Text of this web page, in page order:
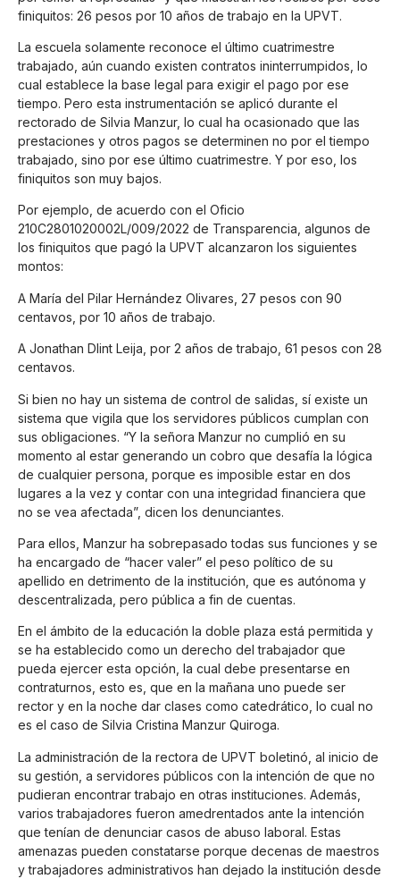
finiquitos: 26 pesos por 10 años de trabajo en la UPVT.
La escuela solamente reconoce el último cuatrimestre
trabajado, aún cuando existen contratos ininterrumpidos, lo
cual establece la base legal para exigir el pago por ese
tiempo. Pero esta instrumentación se aplicó durante el
rectorado de Silvia Manzur, lo cual ha ocasionado que las
prestaciones y otros pagos se determinen no por el tiempo
trabajado, sino por ese último cuatrimestre. Y por eso, los
finiquitos son muy bajos.
Por ejemplo, de acuerdo con el Oficio
210C2801020002L/009/2022 de Transparencia, algunos de
los finiquitos que pagó la UPVT alcanzaron los siguientes
montos:
A María del Pilar Hernández Olivares, 27 pesos con 90
centavos, por 10 años de trabajo.
A Jonathan Dlint Leija, por 2 años de trabajo, 61 pesos con 28
centavos.
Si bien no hay un sistema de control de salidas, sí existe un
sistema que vigila que los servidores públicos cumplan con
sus obligaciones. “Y la señora Manzur no cumplió en su
momento al estar generando un cobro que desafía la lógica
de cualquier persona, porque es imposible estar en dos
lugares a la vez y contar con una integridad financiera que
no se vea afectada”, dicen los denunciantes.
Para ellos, Manzur ha sobrepasado todas sus funciones y se
ha encargado de “hacer valer” el peso político de su
apellido en detrimento de la institución, que es autónoma y
descentralizada, pero pública a fin de cuentas.
En el ámbito de la educación la doble plaza está permitida y
se ha establecido como un derecho del trabajador que
pueda ejercer esta opción, la cual debe presentarse en
contraturnos, esto es, que en la mañana uno puede ser
rector y en la noche dar clases como catedrático, lo cual no
es el caso de Silvia Cristina Manzur Quiroga.
La administración de la rectora de UPVT boletinó, al inicio de
su gestión, a servidores públicos con la intención de que no
pudieran encontrar trabajo en otras instituciones. Además,
varios trabajadores fueron amedrentados ante la intención
que tenían de denunciar casos de abuso laboral. Estas
amenazas pueden constatarse porque decenas de maestros
y trabajadores administrativos han dejado la institución desde